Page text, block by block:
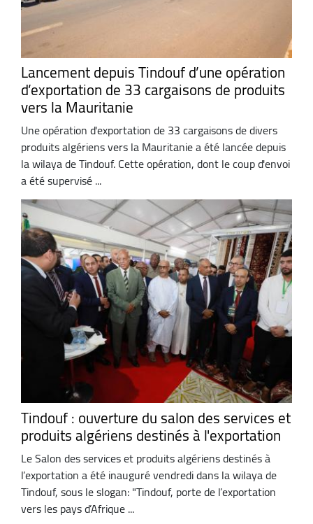
Lancement depuis Tindouf d’une opération
d’exportation de 33 cargaisons de produits
vers la Mauritanie
Une opération d'exportation de 33 cargaisons de divers
produits algériens vers la Mauritanie a été lancée depuis
la wilaya de Tindouf. Cette opération, dont le coup d'envoi
a été supervisé ...
Tindouf : ouverture du salon des services et
produits algériens destinés à l'exportation
Le Salon des services et produits algériens destinés à
l’exportation a été inauguré vendredi dans la wilaya de
Tindouf, sous le slogan: "Tindouf, porte de l’exportation
vers les pays d’Afrique ...